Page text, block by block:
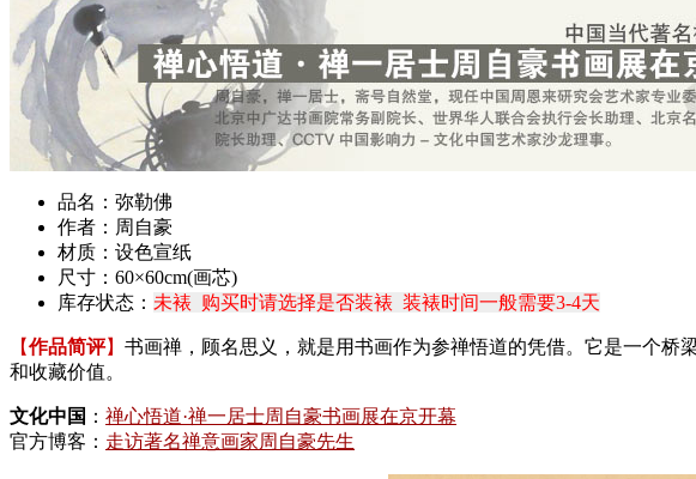
品名：弥勒佛
作者：周自豪
材质：设色宣纸
尺寸：60×60cm(画芯)
库存状态： 未裱 购买时请选择是否装裱 装裱时间一般需要3-4天
【作品简评】 书画禅，顾名思义，就是用书画作为参禅悟道的凭借。它是一个
和收藏价值。
文化中国 ： 禅心悟道·禅一居士周自豪书画展在京开幕
官方博客： 走访著名禅意画家周自豪先生